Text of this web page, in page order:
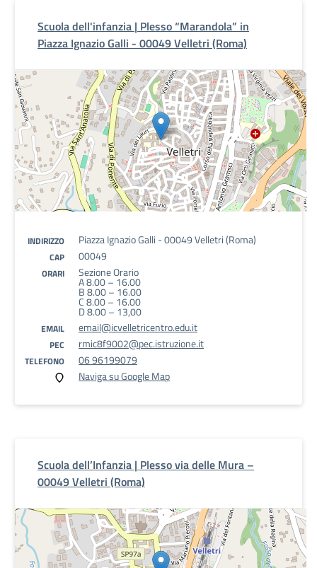
Scuola dell'infanzia | Plesso “Marandola” in
Piazza Ignazio Galli - 00049 Velletri (Roma)
INDIRIZZO Piazza Ignazio Galli - 00049 Velletri (Roma)
CAP 00049
ORARI Sezione Orario
A 8.00 – 16.00
B 8.00 – 16.00
C 8.00 – 16.00
D 8.00 – 13,00
EMAIL email@icvelletricentro.edu.it
PEC rmic8f9002@pec.istruzione.it
TELEFONO
06 96199079
Naviga su Google Map
Scuola dell’Infanzia | Plesso via delle Mura –
00049 Velletri (Roma)